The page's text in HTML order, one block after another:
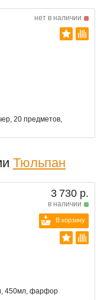
нет в наличии
20 предметов,
Тюльпан
3 730 р.
в наличии
В корзину
450мл, фарфор